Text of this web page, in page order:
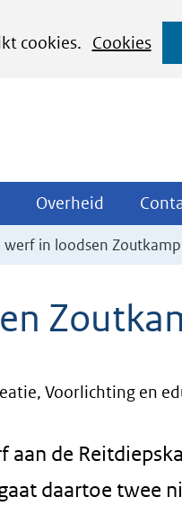
cookies.
Cookies
Projecten
Uitklappen
Overheid Overheid
werf in loodsen Zoutkamp
Voorlichting en
aan de
daartoe twee